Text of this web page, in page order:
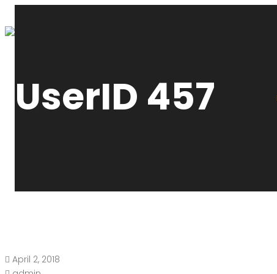
UserID 457
April 2, 2018